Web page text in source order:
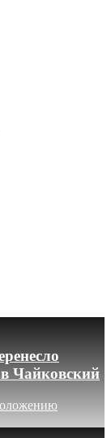
Чайковский